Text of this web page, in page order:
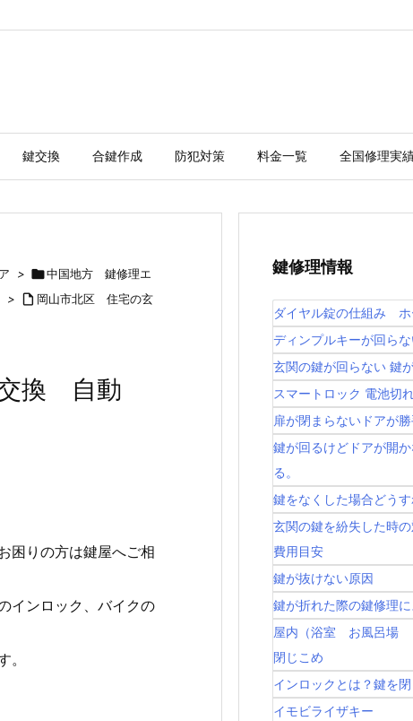
鍵交換 合鍵作成 防犯対策 料金一覧 全国修理実
> 中国地方 鍵修理エ
>  岡山市北区 住宅の玄
換 自動
困りの方は鍵屋へご相
インロック、バイクの
鍵修理情報
ダイヤル錠の仕組み ホ
ディンプルキーが回ら
玄関の鍵が回らない 鍵
スマートロック 電池切
扉が閉まらないドアが勝
鍵が回るけどドアが開
る。
鍵をなくした場合どう
玄関の鍵を紛失した時
費用目安
鍵が抜けない原因
鍵が折れた際の鍵修理
屋内（浴室 お風呂場
閉じこめ
インロックとは？鍵を
イモビライザキー